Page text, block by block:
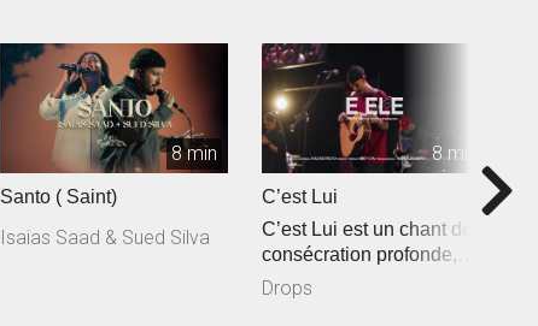
8 min
Santo ( Saint)
Isaias Saad & Sued Silva
8 min
C’est Lui
C’est Lui est un chant de
consécration profonde,
inspiré de Jean 3.30 : « I...
Drops